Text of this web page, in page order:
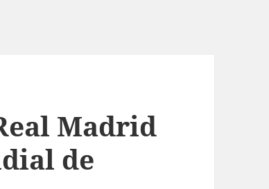
Madrid
de